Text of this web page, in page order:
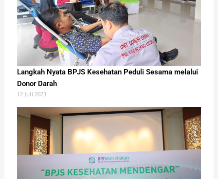
Langkah Nyata BPJS Kesehatan Peduli Sesama melalui
Donor Darah
12 Juli 2023